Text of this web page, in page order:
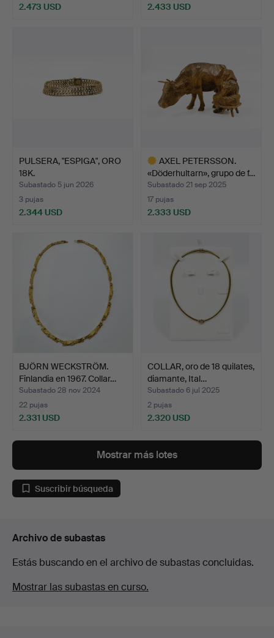
2.473 USD 2.433 USD
PULSERA, "ESPIGA", ORO
18K.
Subastado 5 jun 2026
3 pujas
2.344 USD
AXEL PETERSSON.
«Döderhultarn», grupo de f…
Subastado 21 sep 2025
17 pujas
2.333 USD
BJÖRN WECKSTRÖM.
Finlandia en 1967. Collar…
Subastado 28 nov 2024
22 pujas
2.331 USD
COLLAR, oro de 18 quilates,
diamante, Ital…
Subastado 6 jul 2025
2 pujas
2.320 USD
Mostrar más lotes
Suscribir búsqueda
Archivo de subastas
Estás buscando en el archivo de subastas concluidas.
Mostrar las subastas en curso.